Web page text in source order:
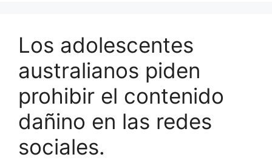
Los adolescentes
australianos piden
prohibir el contenido
dañino en las redes
sociales.